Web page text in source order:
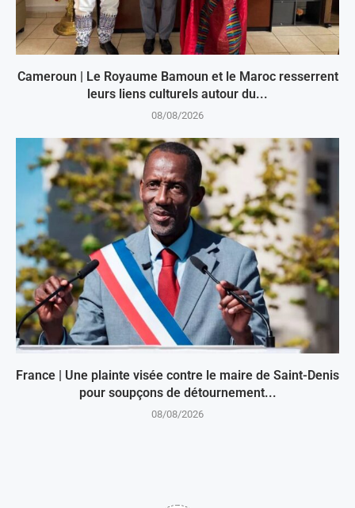
Cameroun | Le Royaume Bamoun et le Maroc resserrent
leurs liens culturels autour du...
08/08/2026
France | Une plainte visée contre le maire de Saint-Denis
pour soupçons de détournement...
08/08/2026